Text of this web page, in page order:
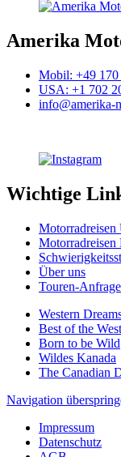
Amerika
Mobil: +49 170
USA: +1 702
info@amerika-
Wichtige
Motorradreisen
Motorradreisen
Über uns
Touren-Anfrage
Western
Best of the West
Born to be Wild
Wildes Kanada
The Canadian
Navigation
Impressum
Datenschutz